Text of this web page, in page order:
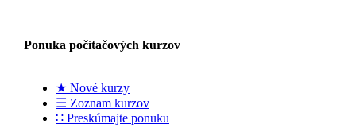
Ponuka počítačových kurzov
★ Nové kurzy
☰ Zoznam kurzov
∷ Preskúmajte ponuku